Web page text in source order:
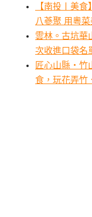
【南投〡美
八蔘聚 用粵
雲林。古坑華
次收進口袋名
匠心山縣・竹
食，玩花弄竹